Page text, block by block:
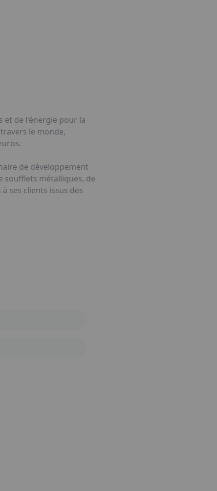
et de l'énergie pour la
le monde,
de développement
soufflets métalliques, de
ses clients issus des